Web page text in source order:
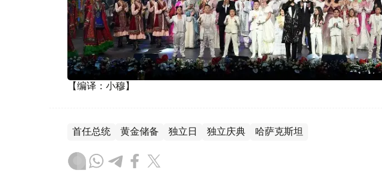
【编译：小穆】
首任总统 黄金储备 独立日 独立庆典 哈萨克斯坦